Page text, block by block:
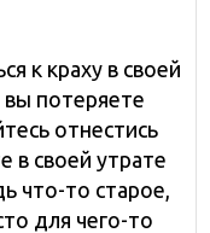
к краху в своей
вы потеряете
отнестись
в своей утрате
что-то старое,
для чего-то